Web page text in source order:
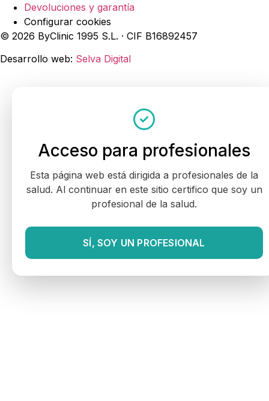
Devoluciones y garantía
Configurar cookies
© 2026 ByClinic 1995 S.L. · CIF B16892457
Desarrollo web: Selva Digital
Acceso para profesionales
Esta página web está dirigida a profesionales de la
salud. Al continuar en este sitio certifico que soy un
profesional de la salud.
SÍ, SOY UN PROFESIONAL